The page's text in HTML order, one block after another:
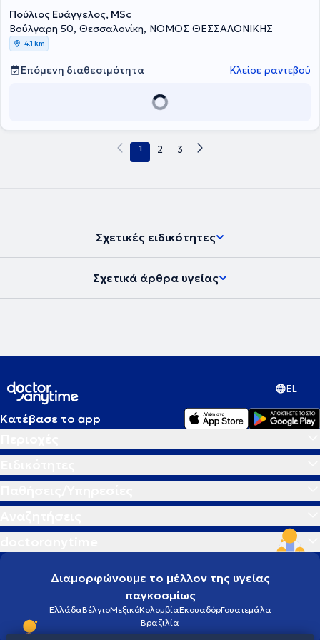
Πούλιος Ευάγγελος, MSc
Bούλγαρη 50, Θεσσαλονίκη, ΝΟΜΟΣ ΘΕΣΣΑΛΟΝΙΚΗΣ
4,1 km
Επόμενη διαθεσιμότητα Κλείσε ραντεβού
1 2 3
Σχετικές ειδικότητες
Σχετικά άρθρα υγείας
EL
Κατέβασε το app
Διαμορφώνουμε το μέλλον της υγείας
παγκοσμίως
ΕλλάδαΒέλγιοΜεξικόΚολομβίαΕκουαδόρΓουατεμάλα
Βραζιλία